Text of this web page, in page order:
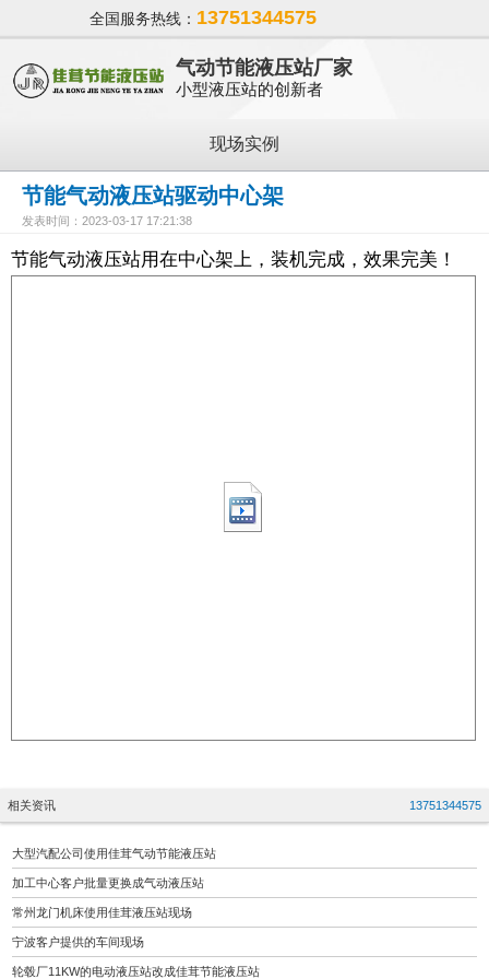
全国服务热线： 13751344575
气动节能液压站厂家
小型液压站的创新者
现场实例
节能气动液压站驱动中心架
发表时间：2023-03-17 17:21:38
节能气动液压站用在中心架上，装机完成，效果完美！
相关资讯 13751344575
大型汽配公司使用佳茸气动节能液压站
加工中心客户批量更换成气动液压站
常州龙门机床使用佳茸液压站现场
宁波客户提供的车间现场
轮毂厂11KW的电动液压站改成佳茸节能液压站